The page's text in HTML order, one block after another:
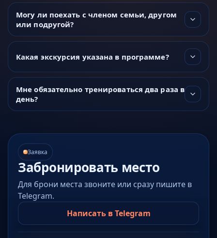
Могу ли поехать с членом семьи, другом
или подругой?
Какая экскурсия указана в программе?
Мне обязательно тренироваться два раза в
день?
Заявка
Забронировать место
Для брони места звоните или сразу пишите в
Telegram.
Написать в Telegram